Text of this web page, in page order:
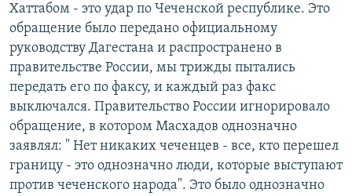
Хаттабом - это удар по Чеченской республике. Это
обращение было передано официальному
руководству Дагестана и распространено в
правительстве России, мы трижды пытались
передать его по факсу, и каждый раз факс
выключался. Правительство России игнорировало
обращение, в котором Масхадов однозначно
заявлял: " Нет никаких чеченцев - все, кто перешел
границу - это однозначно люди, которые выступают
против чеченского народа". Это было однозначно